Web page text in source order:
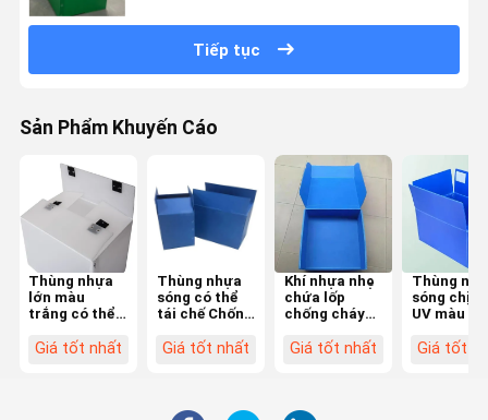
Tiếp tục
Sản Phẩm Khuyến Cáo
Thùng nhựa
lớn màu
trắng có thể
nhựa sóng,
Giá tốt nhất
Thùng nhựa
sóng có thể
tái chế Chống
vận chuyển
Giá tốt nhất
Khí nhựa nhẹ
chứa lốp
chống cháy
suất hộp bìa
Giá tốt nhất
Thùng
sóng chịu
UV màu
sử dụng
Giá tốt